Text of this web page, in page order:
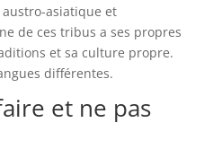
austro-asiatique et
de ces tribus a ses propres
et sa culture propre.
différentes.
et ne pas